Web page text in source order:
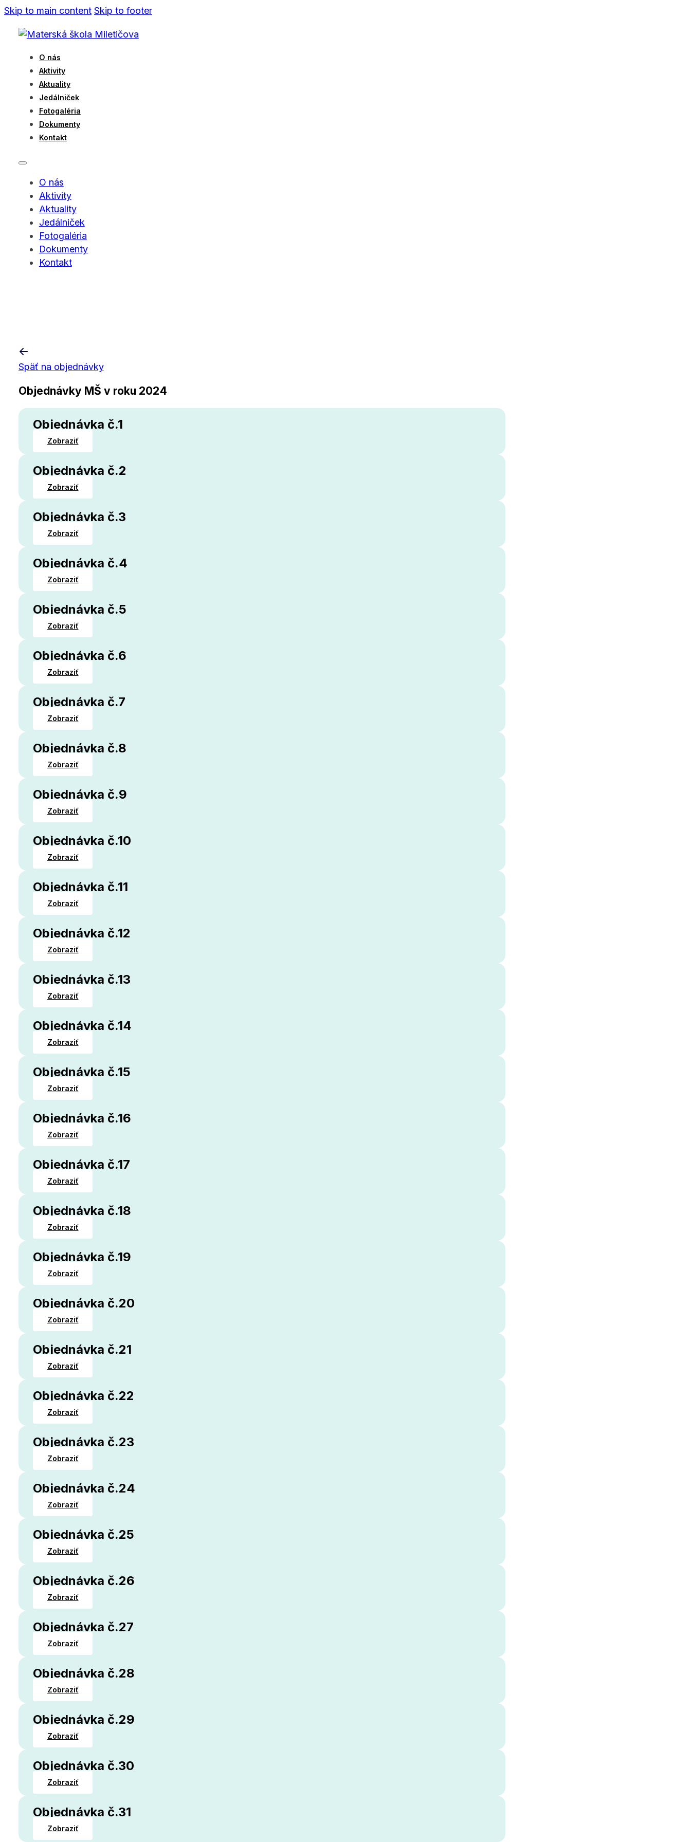
Skip to main content Skip to footer
O nás
Aktivity
Aktuality
Jedálniček
Fotogaléria
Dokumenty
Kontakt
O nás
Aktivity
Aktuality
Jedálniček
Fotogaléria
Dokumenty
Kontakt
Späť na objednávky
Objednávky MŠ v roku 2024
Objednávka č.1
Zobraziť
Objednávka č.2
Zobraziť
Objednávka č.3
Zobraziť
Objednávka č.4
Zobraziť
Objednávka č.5
Zobraziť
Objednávka č.6
Zobraziť
Objednávka č.7
Zobraziť
Objednávka č.8
Zobraziť
Objednávka č.9
Zobraziť
Objednávka č.10
Zobraziť
Objednávka č.11
Zobraziť
Objednávka č.12
Zobraziť
Objednávka č.13
Zobraziť
Objednávka č.14
Zobraziť
Objednávka č.15
Zobraziť
Objednávka č.16
Zobraziť
Objednávka č.17
Zobraziť
Objednávka č.18
Zobraziť
Objednávka č.19
Zobraziť
Objednávka č.20
Zobraziť
Objednávka č.21
Zobraziť
Objednávka č.22
Zobraziť
Objednávka č.23
Zobraziť
Objednávka č.24
Zobraziť
Objednávka č.25
Zobraziť
Objednávka č.26
Zobraziť
Objednávka č.27
Zobraziť
Objednávka č.28
Zobraziť
Objednávka č.29
Zobraziť
Objednávka č.30
Zobraziť
Objednávka č.31
Zobraziť